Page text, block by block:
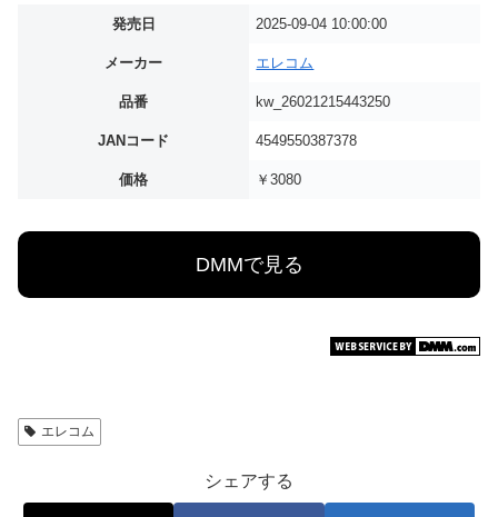
発売日 2025-09-04 10:00:00
メーカー エレコム
品番 kw_26021215443250
JANコード 4549550387378
価格 ￥3080
DMMで見る
エレコム
シェアする